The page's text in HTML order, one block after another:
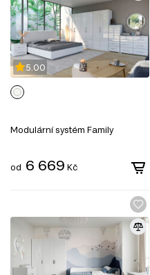
5.00
Modulární systém Family
od 6 669 Kč